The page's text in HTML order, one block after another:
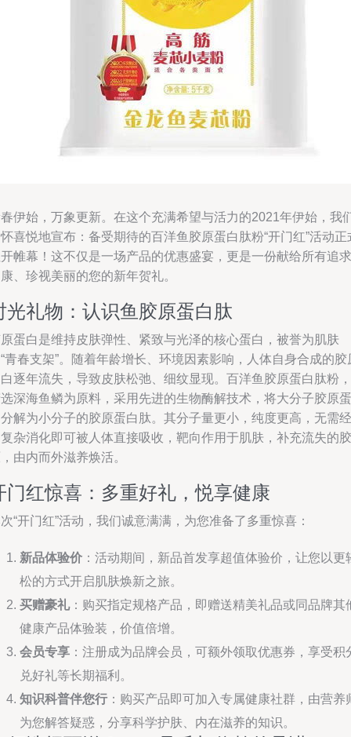
伊始，万象更新。在这个充满希望与活力的2021年伊始，我
喜悦地宣布：备受期待的百洋鱼胶原蛋白肽粉“开门红”活动正
帷幕！这不仅是一场产品的优惠盛宴，更是一份献给所有追求
、珍视美丽的您的新年贺礼。
光礼物：认识鱼胶原蛋白肽
蛋白是维持皮肤弹性、紧致与光泽的核心蛋白，被誉为肌肤
青春支架”。随着年龄增长、环境因素影响，人体自身合成的胶
逐年流失，导致皮肤松弛、细纹显现。百洋鱼胶原蛋白肽粉，
深海鱼鳞为原料，采用先进的生物酶解技术，将大分子胶原蛋
解为小分子的胶原蛋白肽。其分子量更小，纯度更高，无需经
杂消化即可被人体直接吸收，靶向作用于肌肤，补充流失的胶
由内而外滋养焕活。
门红惊喜：多重好礼，悦享健康
“开门红”活动，我们诚意满满，为您准备了多重惊喜：
新品体验价 ：活动期间，新品首发享超值体验价，让您以更
松的方式开启肌肤焕新之旅。
买赠豪礼：购买指定规格产品，即赠送精美礼品或同品牌其
健康产品体验装，价值倍增。
会员专享 ：注册成为品牌会员，可额外领取优惠券，享受积
兑好礼等长期福利。
知识科普伴您行 ：购买产品即可加入专属健康社群，由营养
为您解答疑惑，分享科学护肤、内在滋养的知识。